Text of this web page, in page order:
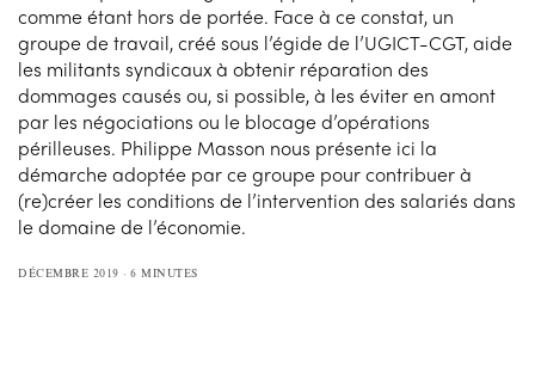
comme étant hors de portée. Face à ce constat, un
groupe de travail, créé sous l’égide de l’UGICT-CGT, aide
les militants syndicaux à obtenir réparation des
dommages causés ou, si possible, à les éviter en amont
par les négociations ou le blocage d’opérations
périlleuses. Philippe Masson nous présente ici la
démarche adoptée par ce groupe pour contribuer à
(re)créer les conditions de l’intervention des salariés dans
le domaine de l’économie.
DÉCEMBRE 2019 6 MINUTES